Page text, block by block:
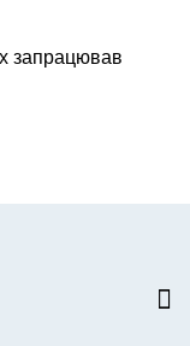
запрацював